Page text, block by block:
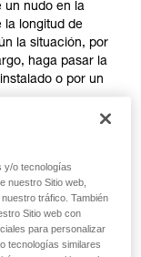
forma
con
que no
un nudo en la
la longitud de
la situación, por
haga pasar la
o por un
reduce al
conectarse al
y/o tecnologías
nuestro Sitio web,
tráfico. También
Sitio web con
para personalizar
tecnologías similares